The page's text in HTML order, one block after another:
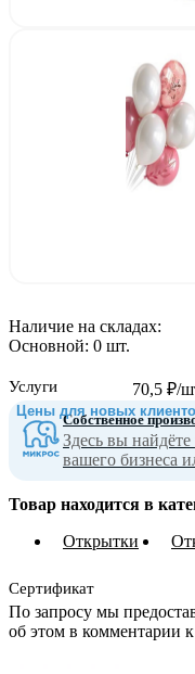
70,5 ₽/
Цены для новых
Наличие на складах:
Основной: 0 шт.
Услуги
Собственное
Здесь вы
вашего бизнеса
Товар находится в
Открытки
Сертификат
По запросу мы
об этом в комментарии к